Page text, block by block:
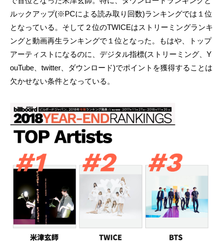
ルックアップ(※PCによる読み取り回数)ランキングでは１位
となっている。そして２位のTWICEはストリーミングランキ
ングと動画再生ランキングで１位となった。もはや、トップ
アーティストになるのに、デジタル指標(ストリーミング、Y
ouTube、twitter、ダウンロード)でポイントを獲得することは
欠かせない条件となっている。